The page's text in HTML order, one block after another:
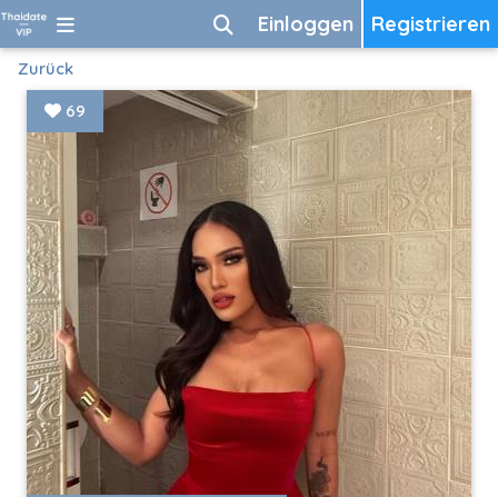
Registrieren
Einloggen
Zurück
69